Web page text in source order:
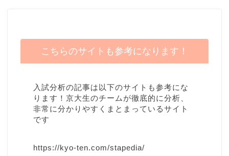
こちらのサイトも参考になります！
入試分析の記事は以下のサイトも参考にな
ります！京大生のチームが徹底的に分析、
非常に分かりやすくまとまっているサイト
です
https://kyo-ten.com/stapedia/